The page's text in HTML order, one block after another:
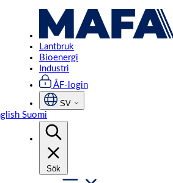
innehåll
Lantbruk
Bioenergi
Industri
ÅF-login
SV
Suomi
Sök
Tips för mindre anläggningar av
Tips för mindre
pelletsförråd
Det kan vara svårt att veta hur man ska
anläggning av pelletsförråd. Hur ska
komplett och fungerande
kommer vi med ett par råd och tankar
att välja rätt pelletsförråd.
Storlek på silo?